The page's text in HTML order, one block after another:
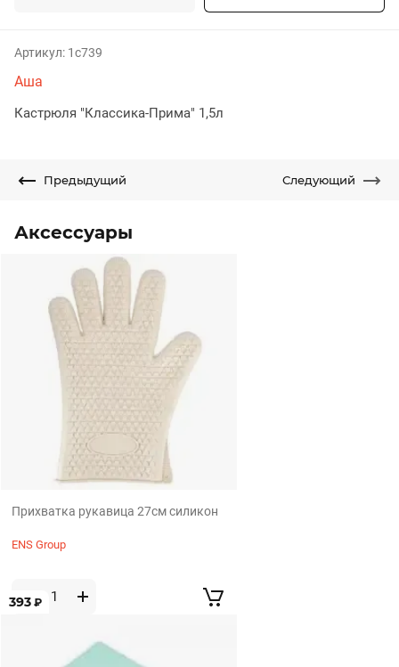
Артикул: 1с739
Аша
Кастрюля "Классика-Прима" 1,5л
Предыдущий Следующий
Аксессуары
Прихватка рукавица 27см силикон
ENS Group
393 ₽